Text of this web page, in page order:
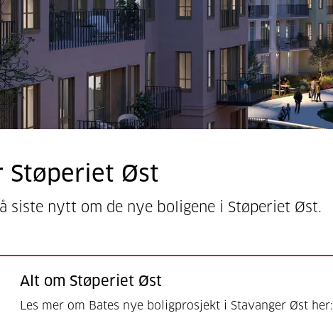
Støperiet Øst
siste nytt om de nye boligene i Støperiet Øst.
Alt om Støperiet Øst
Les mer om Bates nye boligprosjekt i Stavanger Øst her: